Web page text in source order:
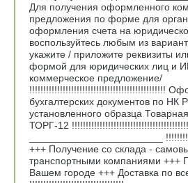
Для получения оформленного
предложения по форме для
оформления счета на
воспользуйтесь любым из
укажите / приложите реквизиты
формой для юридических лиц и
коммерческое предложение/
!!!!!!!!!!!!!!!!!!!!!!!!!!!!!!!!!!!!!!!!!!!!!!!!!
бухгалтерских документов по
установленного образца
ТОРГ-12 !!!!!!!!!!!!!!!!!!!!!!!!!!!!!!!!!!!!!!!!!!
________________________
+++ Получение со склада -
транспортными компаниями +++
Вашем городе +++ Доставка по